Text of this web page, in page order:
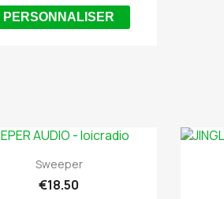
PERSONNALISER
Quick view
Sweeper
€18.50